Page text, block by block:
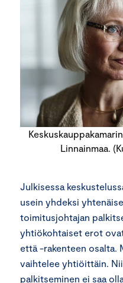
Linnainmaa.
Julkisessa
usein yhdeksi
toimitusjohtajan
yhtiökohtaiset erot
että -rakenteen osalta.
vaihtelee yhtiöittäin.
palkitseminen ei saa